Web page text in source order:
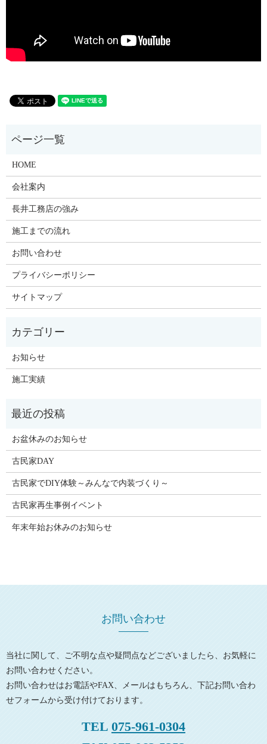
HOME
会社案内
長井工務店の強み
施工までの流れ
お問い合わせ
プライバシーポリシー
サイトマップ
お知らせ
施工実績
お盆休みのお知らせ
古民家DAY
古民家でDIY体験～みんなで内装づくり～
古民家再生事例イベント
年末年始お休みのお知らせ
お問い合わせ
当社に関して、ご不明な点や疑問点などございましたら、お気軽に
お問い合わせください。
お問い合わせはお電話やFAX、メールはもちろん、下記お問い合わ
せフォームから受け付けております。
TEL 075-961-0304